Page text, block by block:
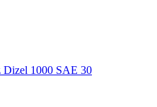
Dizel 1000 SAE 30